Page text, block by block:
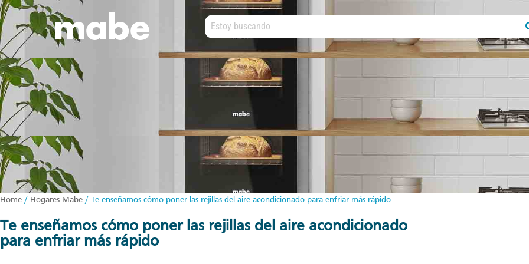
Home / Hogares Mabe / Te enseñamos cómo poner las rejillas del aire acondicionado para enfriar más rápido
te enseñamos cómo poner las rejillas del aire acondicionado
para enfriar más rápido